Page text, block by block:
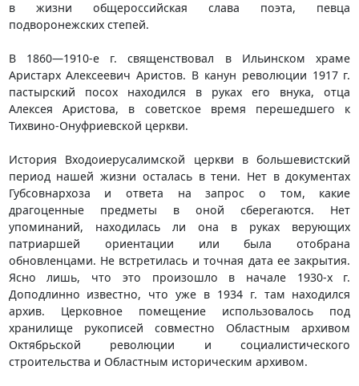
в жизни общероссийская слава поэта, певца
подворонежских степей.
В 1860—1910-е г. священствовал в Ильинском храме
Аристарх Алексеевич Аристов. В канун революции 1917 г.
пастырский посох находился в руках его внука, отца
Алексея Аристова, в советское время перешедшего к
Тихвино-Онуфриевской церкви.
История Входоиерусалимской церкви в большевистский
период нашей жизни осталась в тени. Нет в документах
Губсовнархоза и ответа на запрос о том, какие
драгоценные предметы в оной сберегаются. Нет
упоминаний, находилась ли она в руках верующих
патриаршей ориентации или была отобрана
обновленцами. Не встретилась и точная дата ее закрытия.
Ясно лишь, что это произошло в начале 1930-х г.
Доподлинно известно, что уже в 1934 г. там находился
архив. Церковное помещение использовалось под
хранилище рукописей совместно Областным архивом
Октябрьской революции и социалистического
строительства и Областным историческим архивом.